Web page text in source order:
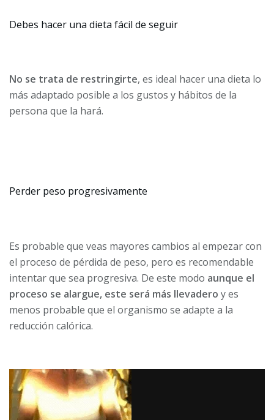
Debes hacer una dieta fácil de seguir
No se trata de restringirte, es ideal hacer una dieta lo
más adaptado posible a los gustos y hábitos de la
persona que la hará.
Perder peso progresivamente
Es probable que veas mayores cambios al empezar con
el proceso de pérdida de peso, pero es recomendable
intentar que sea progresiva. De este modo aunque el
proceso se alargue, este será más llevadero y es
menos probable que el organismo se adapte a la
reducción calórica.